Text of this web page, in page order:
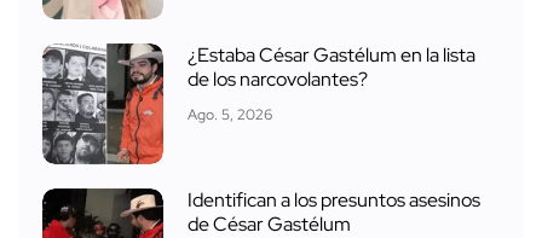
¿Estaba César Gastélum en la lista
de los narcovolantes?
Ago. 5, 2026
Identifican a los presuntos asesinos
de César Gastélum